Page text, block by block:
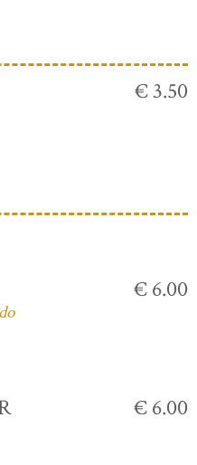
€ 3.50
€ 6.00
€ 6.00